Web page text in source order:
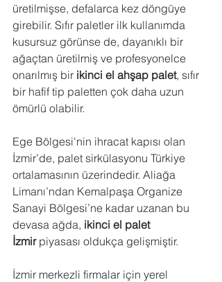
üretilmişse, defalarca kez döngüye
girebilir. Sıfır paletler ilk kullanımda
kusursuz görünse de, dayanıklı bir
ağaçtan üretilmiş ve profesyonelce
onarılmış bir ikinci el ahşap palet, sıfır
bir hafif tip paletten çok daha uzun
ömürlü olabilir.
Ege Bölgesi'nin ihracat kapısı olan
İzmir’de, palet sirkülasyonu Türkiye
ortalamasının üzerindedir. Aliağa
Limanı’ndan Kemalpaşa Organize
Sanayi Bölgesi’ne kadar uzanan bu
devasa ağda, ikinci el palet
İzmir piyasası oldukça gelişmiştir.
İzmir merkezli firmalar için yerel